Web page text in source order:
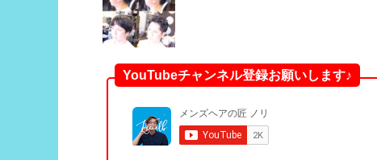
YouTubeチャンネル登録お願いします♪